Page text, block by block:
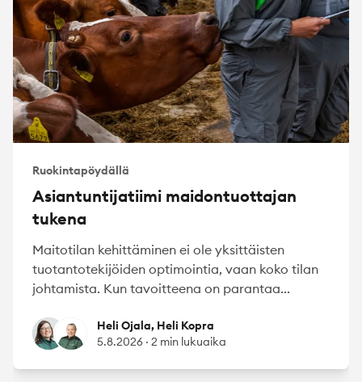
Ruokintapöydällä
Asiantuntijatiimi maidontuottajan
tukena
Maitotilan kehittäminen ei ole yksittäisten
tuotantotekijöiden optimointia, vaan koko tilan
johtamista. Kun tavoitteena on parantaa...
Heli Ojala
Heli KopraHeli Ojala, Heli Kopra
5.8.2026 · 2 min lukuaika